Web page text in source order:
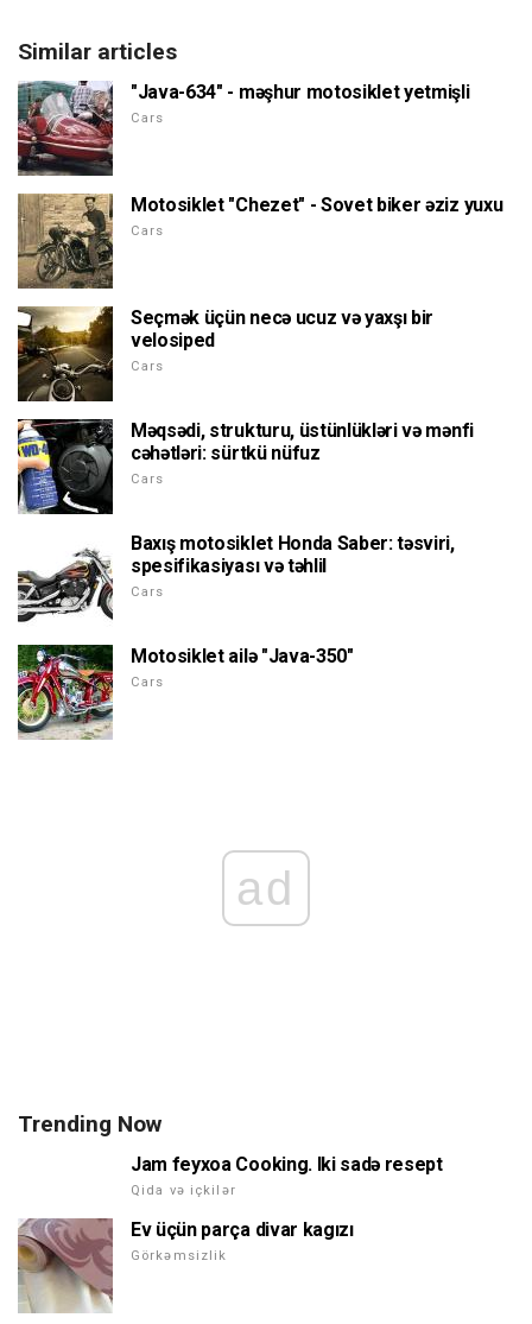
Similar articles
"Java-634" - məşhur motosiklet yetmişli
Cars
Motosiklet "Chezet" - Sovet biker əziz yuxu
Cars
Seçmək üçün necə ucuz və yaxşı bir
velosiped
Cars
Məqsədi, strukturu, üstünlükləri və mənfi
cəhətləri: sürtkü nüfuz
Cars
Baxış motosiklet Honda Saber: təsviri,
spesifikasiyası və təhlil
Cars
Motosiklet ailə "Java-350"
Cars
ad
Trending Now
Jam feyxoa Cooking. Iki sadə resept
Qida və içkilər
Ev üçün parça divar kagızı
Görkəmsizlik